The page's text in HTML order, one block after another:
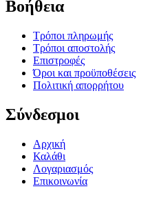
Βοήθεια
Τρόποι πληρωμής
Τρόποι αποστολής
Επιστροφές
Όροι και προϋποθέσεις
Πολιτική απορρήτου
Σύνδεσμοι
Αρχική
Καλάθι
Λογαριασμός
Επικοινωνία